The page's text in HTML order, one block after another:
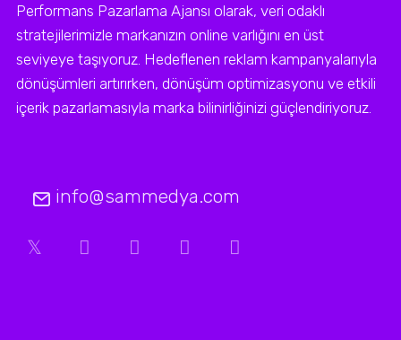
Performans Pazarlama Ajansı olarak, veri odaklı
stratejilerimizle markanızın online varlığını en üst
seviyeye taşıyoruz. Hedeflenen reklam kampanyalarıyla
dönüşümleri artırırken, dönüşüm optimizasyonu ve etkili
içerik pazarlamasıyla marka bilinirliğinizi güçlendiriyoruz.
info@sammedya.com